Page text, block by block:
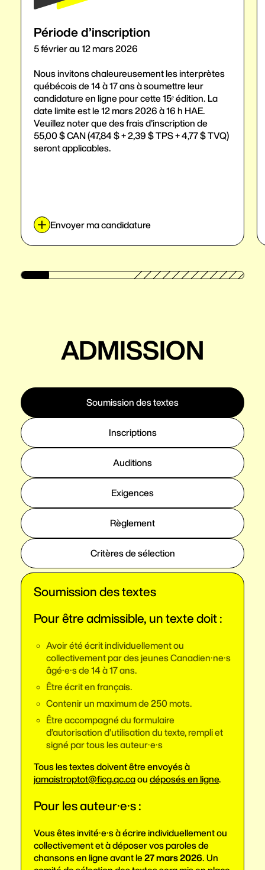
Période d’inscription
5 février au 12 mars 2026
Nous invitons chaleureusement les interprètes
québécois de 14 à 17 ans à soumettre leur
candidature en ligne pour cette 15ᵉ édition. La
date limite est le 12 mars 2026 à 16 h HAE.
Veuillez noter que des frais d’inscription de
55,00 $ CAN (47,84 $ + 2,39 $ TPS + 4,77 $ TVQ)
seront applicables.
Envoyer ma candidature
ADMISSION
Soumission des textes
Inscriptions
Auditions
Exigences
Règlement
Critères de sélection
Soumission des textes
Pour être admissible, un texte doit :
Avoir été écrit individuellement ou
collectivement par des jeunes Canadien·ne·s
âgé·e·s de 14 à 17 ans.
Être écrit en français.
Contenir un maximum de 250 mots.
Être accompagné du formulaire
d’autorisation d’utilisation du texte, rempli et
signé par tous les auteur·e·s
Tous les textes doivent être envoyés à
jamaistroptot@ficg.qc.caou déposés en ligne.
Pour les auteur·e·s :
Vous êtes invité·e·s à écrire individuellement ou
collectivement et à déposer vos paroles de
chansons en ligne avant le27 mars 2026 . Un